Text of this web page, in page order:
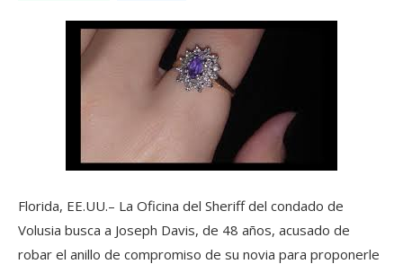
Florida, EE.UU.– La Oficina del Sheriff del condado de
Volusia busca a Joseph Davis, de 48 años, acusado de
robar el anillo de compromiso de su novia para proponerle